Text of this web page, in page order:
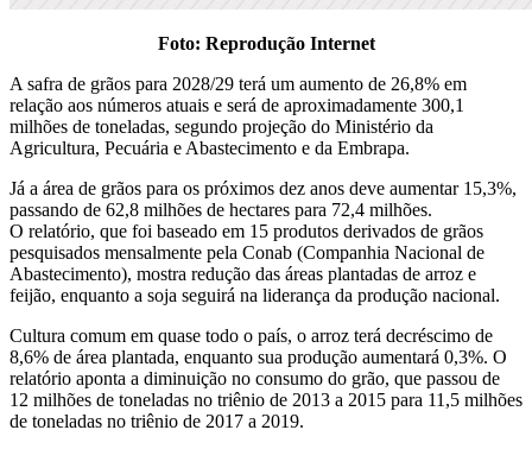
Foto: Reprodução Internet
A safra de grãos para 2028/29 terá um aumento de 26,8% em
relação aos números atuais e será de aproximadamente 300,1
milhões de toneladas, segundo projeção do Ministério da
Agricultura, Pecuária e Abastecimento e da Embrapa.
Já a área de grãos para os próximos dez anos deve aumentar 15,3%,
passando de 62,8 milhões de hectares para 72,4 milhões.
O relatório, que foi baseado em 15 produtos derivados de grãos
pesquisados mensalmente pela Conab (Companhia Nacional de
Abastecimento), mostra redução das áreas plantadas de arroz e
feijão, enquanto a soja seguirá na liderança da produção nacional.
Cultura comum em quase todo o país, o arroz terá decréscimo de
8,6% de área plantada, enquanto sua produção aumentará 0,3%. O
relatório aponta a diminuição no consumo do grão, que passou de
12 milhões de toneladas no triênio de 2013 a 2015 para 11,5 milhões
de toneladas no triênio de 2017 a 2019.